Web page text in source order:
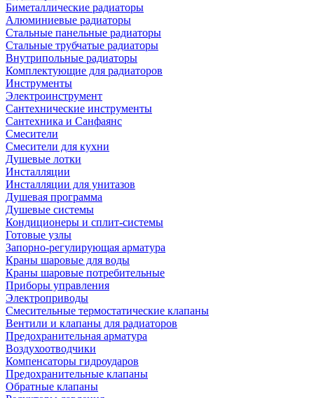
Биметаллические радиаторы
Алюминиевые радиаторы
Стальные панельные радиаторы
Стальные трубчатые радиаторы
Внутрипольные радиаторы
Комплектующие для радиаторов
Инструменты
Электроинструмент
Сантехнические инструменты
Сантехника и Санфаянс
Смесители
Смесители для кухни
Душевые лотки
Инсталляции
Инсталляции для унитазов
Душевая программа
Душевые системы
Кондиционеры и сплит-системы
Готовые узлы
Запорно-регулирующая арматура
Краны шаровые для воды
Краны шаровые потребительные
Приборы управления
Электроприводы
Смесительные термостатические клапаны
Вентили и клапаны для радиаторов
Предохранительная арматура
Воздухоотводчики
Компенсаторы гидроударов
Предохранительные клапаны
Обратные клапаны